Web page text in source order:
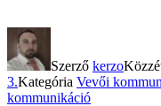
Szerző kerzo
3.Kategória Vevői
kommunikáció